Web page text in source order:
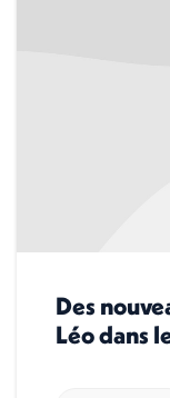
Des
Léo dans